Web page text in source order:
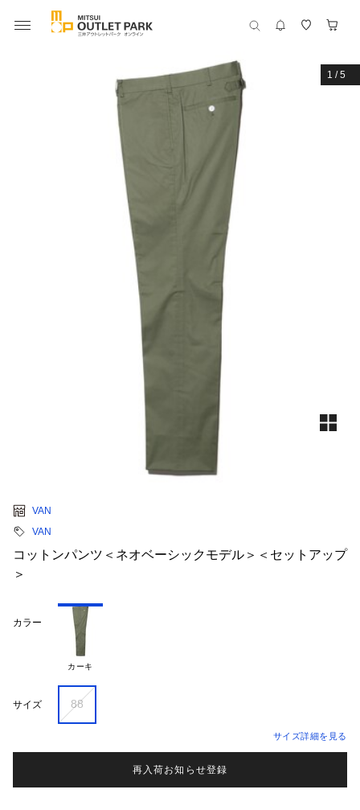
1 /5
VAN
VAN
コットンパンツ＜ネオベーシックモデル＞＜セットアップ
＞
カラー
カーキ
サイズ 88
サイズ詳細を見る
再入荷お知らせ登録